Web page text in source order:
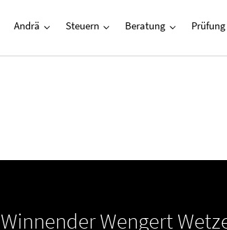
Andrä Steuern Beratung Prüfung
Winnender Wengert